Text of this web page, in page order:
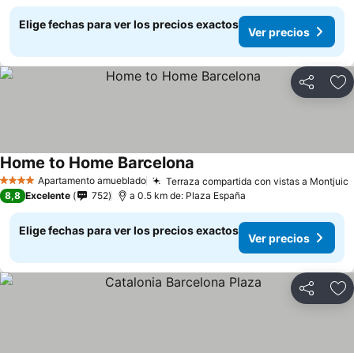
Elige fechas para ver los precios exactos
Ver precios
Compartir
4 EstrellasApartamento amueblado Terraza compartida con vistas a Montjuic
Home to Home Barcelona
8,8 Excelente 752 a 0.5 km de: Plaza España
Elige fechas para ver los precios exactos
Ver precios
Compartir